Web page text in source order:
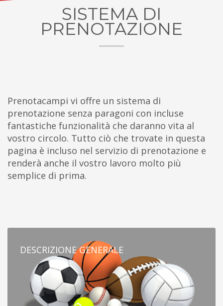
SISTEMA DI
PRENOTAZIONE
Prenotacampi vi offre un sistema di
prenotazione senza paragoni con incluse
fantastiche funzionalità che daranno vita al
vostro circolo. Tutto ciò che trovate in questa
pagina è incluso nel servizio di prenotazione e
renderà anche il vostro lavoro molto più
semplice di prima.
DESCRIZIONE GENERALE